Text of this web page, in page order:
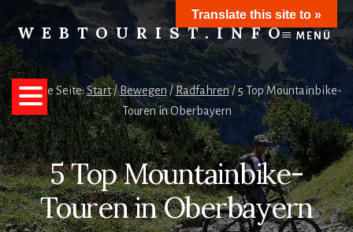
to
content
WEBTOURIST.INFO
Inspirationen
zum
Reisen
MENÜ
Aktuelle Seite:Start/Bewegen/ Radfahren/5 Top Mountainbike-
Touren in Oberbayern
5 Top Mountainbike-
Touren in Oberbayern
Translate this site to »